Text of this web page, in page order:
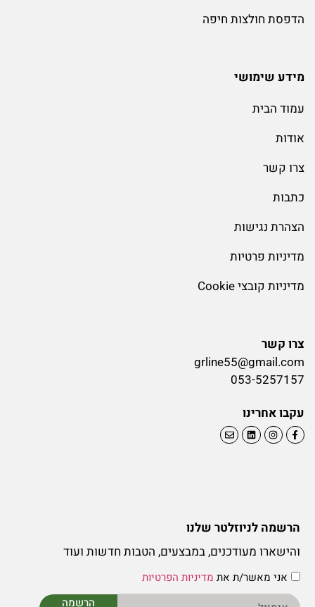
הדפסת חולצות חיפה
מידע שימושי
עמוד הבית
אודות
צרו קשר
כתבות
הצהרת נגישות
מדיניות פרטיות
מדיניות קובצי Cookie
צרו קשר
grline55@gmail.com
053-5257157
עקבו אחרינו
הרשמה לניוזלטר שלנו
והישארו מעודכנים, במבצעים, הטבות חדשות ועוד
אני מאשר/ת את מדיניות הפרטיות
הרשמה